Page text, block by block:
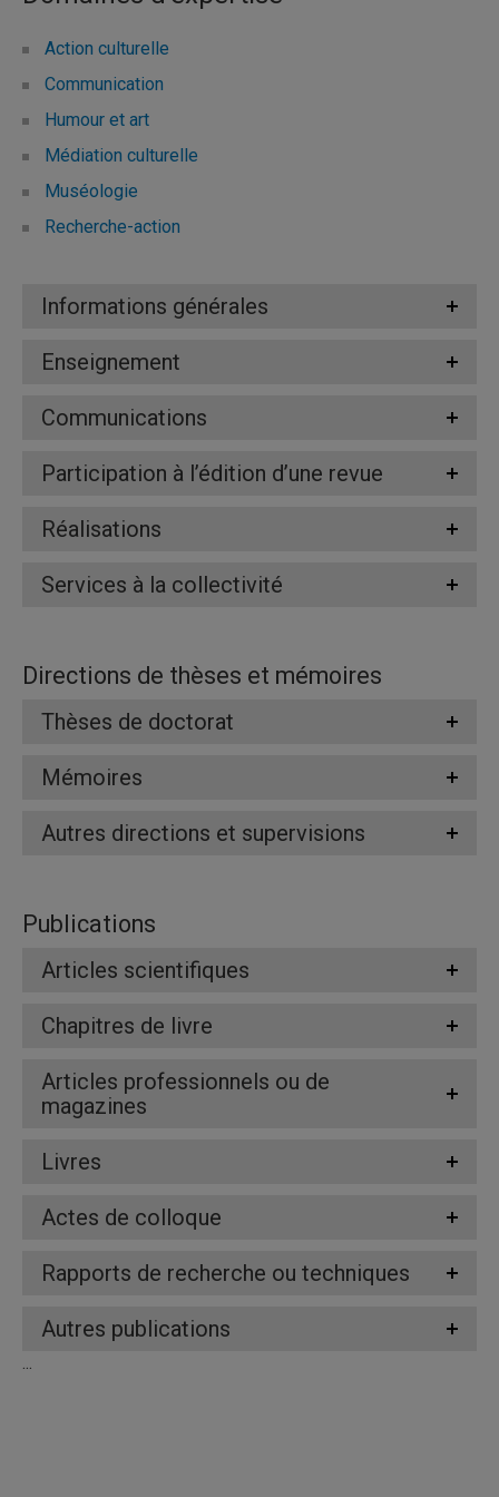
Action culturelle
Communication
Humour et art
Médiation culturelle
Muséologie
Recherche-action
Informations générales
Enseignement
Communications
Participation à l’édition d’une revue
Réalisations
Services à la collectivité
Directions de thèses et mémoires
Thèses de doctorat
Mémoires
Autres directions et supervisions
Publications
Articles scientifiques
Chapitres de livre
Articles professionnels ou de
magazines
Livres
Actes de colloque
Rapports de recherche ou techniques
Autres publications
...